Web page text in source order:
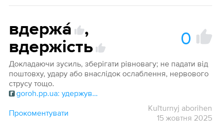
вдержа́
,
вдержість
0
Докладаючи зусиль, зберігати рівновагу; не падати від
поштовху, удару або внаслідок ослаблення, нервового
струсу тощо.
goroh.pp.ua: удержуватися
Прокоментувати
Kuľturnyj aborihen
15 жовтня 2025